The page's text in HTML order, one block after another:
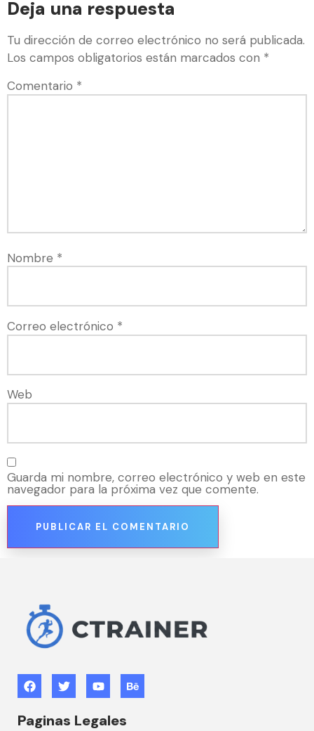
Deja una respuesta
Tu dirección de correo electrónico no será publicada.
Los campos obligatorios están marcados con *
Comentario *
Nombre *
Correo electrónico *
Web
Guarda mi nombre, correo electrónico y web en este
navegador para la próxima vez que comente.
Paginas Legales